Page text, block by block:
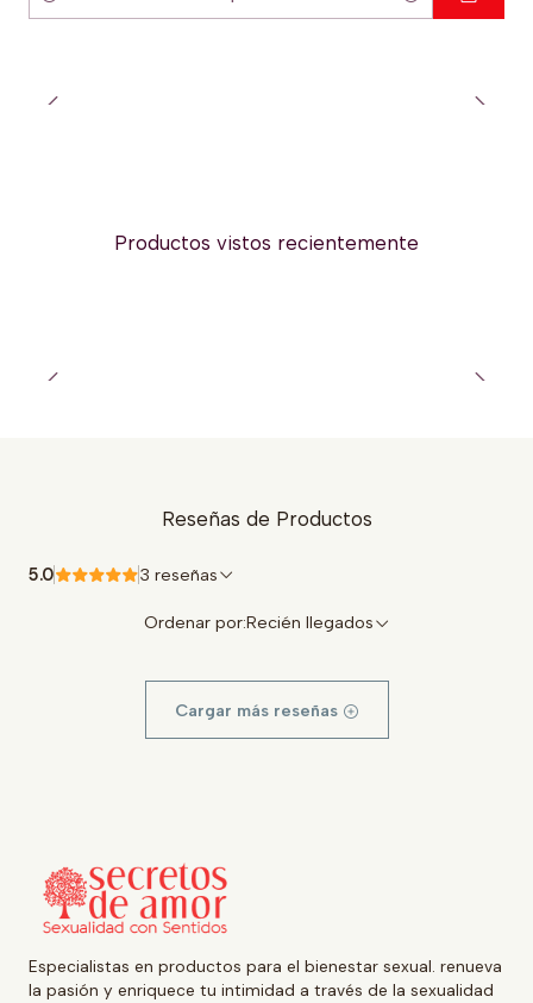
Cantidad
Productos vistos recientemente
Reseñas de Productos
5.0 3 reseñas
Ordenar por:Recién llegados
Cargar más reseñas
Especialistas en productos para el bienestar sexual. renueva
la pasión y enriquece tu intimidad a través de la sexualidad